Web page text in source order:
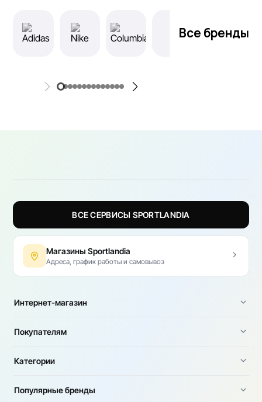
Все бренды
ВСЕ СЕРВИСЫ SPORTLANDIA
Магазины Sportlandia
Адреса, график работы и самовывоз
Интернет-магазин
Покупателям
Категории
Популярные бренды